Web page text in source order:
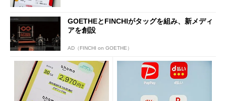
GOETHEとFINCHIがタッグを組み、新メディ
アを創設
AD（FINCHI on GOETHE）